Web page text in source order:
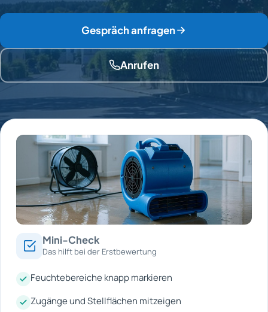
Gespräch anfragen
Anrufen
Mini-Check
Das hilft bei der Erstbewertung
Feuchtebereiche knapp markieren
Zugänge und Stellflächen mitzeigen